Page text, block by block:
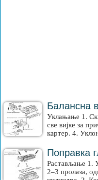
Балансна
Уклањање 1.
све вијке за
картер. 4.
Поправка
Растављање 1.
2–3 пролаза,